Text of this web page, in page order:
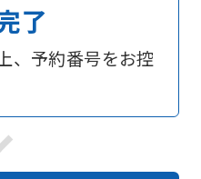
了
、予約番号をお控